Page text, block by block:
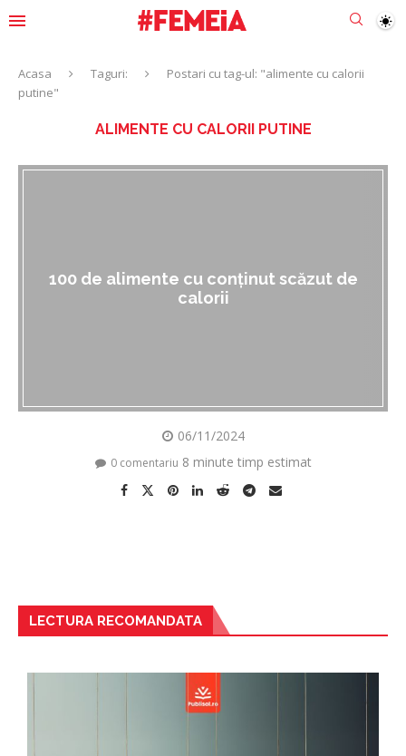
Acasa Taguri:
Postari cu tag-ul: "alimente cu calorii
putine"
ALIMENTE CU CALORII PUTINE
100 de alimente cu conținut scăzut de
calorii
06/11/2024
0 comentariu 8 minute timp estimat
LECTURA RECOMANDATA